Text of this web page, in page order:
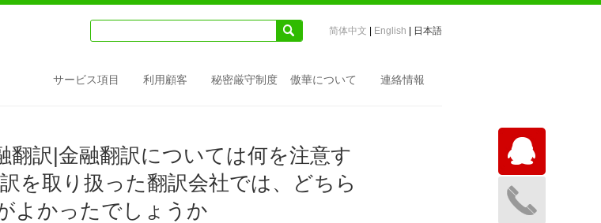
󰁌 简体中文 English 日本語
サービス項目 利用顧客 秘密厳守制度 傲華について 連絡情報
翻訳|金融翻訳については何を注意す
を取り扱った翻訳会社では、どちら
よかったでしょうか

